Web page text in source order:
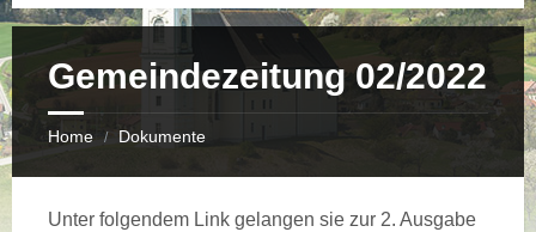
Gemeindezeitung 02/2022
Home / Dokumente
Unter folgendem Link gelangen sie zur 2. Ausgabe